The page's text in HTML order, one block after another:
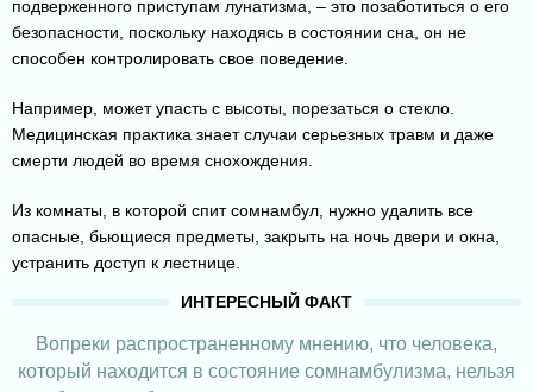
подверженного приступам лунатизма, – это позаботиться о его
безопасности, поскольку находясь в состоянии сна, он не
способен контролировать свое поведение.
Например, может упасть с высоты, порезаться о стекло.
Медицинская практика знает случаи серьезных травм и даже
смерти людей во время снохождения.
Из комнаты, в которой спит сомнамбул, нужно удалить все
опасные, бьющиеся предметы, закрыть на ночь двери и окна,
устранить доступ к лестнице.
Вопреки распространенному мнению, что человека,
который находится в состояние сомнамбулизма, нельзя